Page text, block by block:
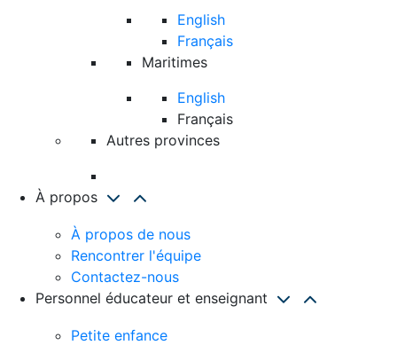
English
Français
Maritimes
English
Français
Autres provinces
À propos
À propos de nous
Rencontrer l'équipe
Contactez-nous
Personnel éducateur et enseignant
Petite enfance